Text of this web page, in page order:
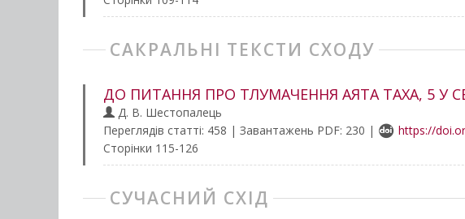
САКРАЛЬНІ ТЕКСТИ СХОДУ
ДО ПИТАННЯ ПРО ТЛУМАЧЕННЯ АЯТА ТАХА, 5 У
Д. В. Шестопалець
Переглядів статті: 458 | Завантажень PDF: 230 |
https://
Сторінки 115-126
СУЧАСНИЙ СХІД